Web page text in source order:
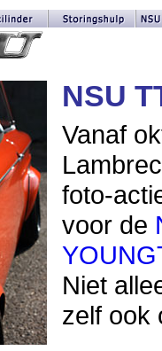
NSU
Vanaf
foto-
voor de
Niet
zelf ook